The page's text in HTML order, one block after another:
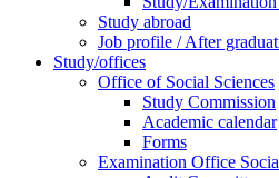
Study abroad
Job profile / After
Study/offices
Office of Social Sciences
Study Commission
Academic calendar
Forms
Examination Office